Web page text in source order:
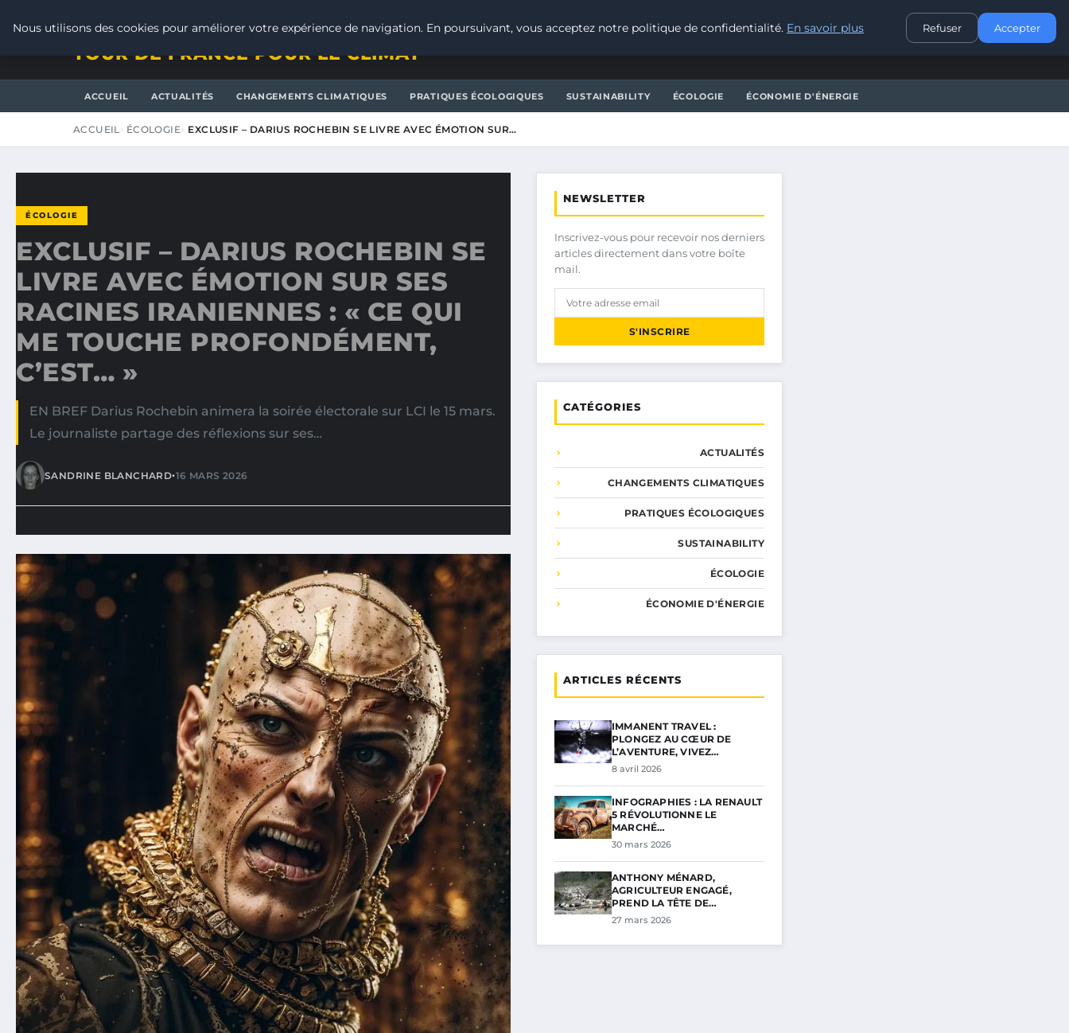
CONTACT
TOUR DE FRANCE POUR LE CLIMAT
ACCUEIL ACTUALITÉS CHANGEMENTS CLIMATIQUES PRATIQUES ÉCOLOGIQUES SUSTAINABILITY ÉCOLOGIE ÉCONOMIE D'ÉNERGIE
ACCUEIL ÉCOLOGIE EXCLUSIF – DARIUS ROCHEBIN SE LIVRE AVEC ÉMOTION SUR…
ÉCOLOGIE
EXCLUSIF – DARIUS ROCHEBIN SE
LIVRE AVEC ÉMOTION SUR SES
RACINES IRANIENNES : « CE QUI
ME TOUCHE PROFONDÉMENT,
C’EST… »
EN BREF Darius Rochebin animera la soirée électorale sur LCI le 15 mars.
Le journaliste partage des réflexions sur ses…
SANDRINE BLANCHARD•16 MARS 2026
NEWSLETTER
Inscrivez-vous pour recevoir nos derniers
articles directement dans votre boîte
mail.
S'INSCRIRE
CATÉGORIES
ACTUALITÉS
CHANGEMENTS CLIMATIQUES
PRATIQUES ÉCOLOGIQUES
SUSTAINABILITY
ÉCOLOGIE
ÉCONOMIE D'ÉNERGIE
ARTICLES RÉCENTS
IMMANENT TRAVEL :
PLONGEZ AU CŒUR DE
L’AVENTURE, VIVEZ…
8 avril 2026
INFOGRAPHIES : LA RENAULT
5 RÉVOLUTIONNE LE
MARCHÉ…
30 mars 2026
ANTHONY MÉNARD,
AGRICULTEUR ENGAGÉ,
PREND LA TÊTE DE…
27 mars 2026
Nous utilisons des cookies pour améliorer votre expérience de navigation. En poursuivant, vous acceptez notre politique de confidentialité. En savoir plus Refuser Accepter